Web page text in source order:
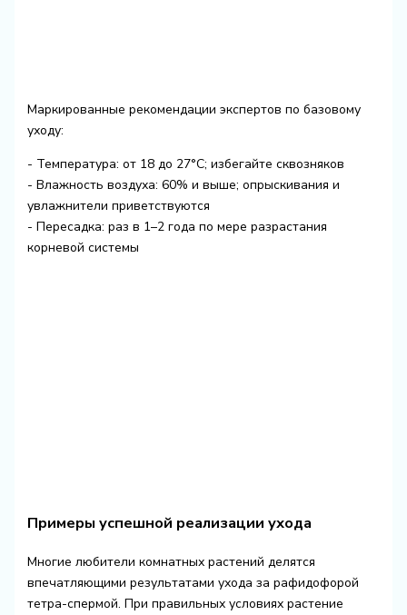
Маркированные рекомендации экспертов по базовому
уходу:
- Температура: от 18 до 27°C; избегайте сквозняков
- Влажность воздуха: 60% и выше; опрыскивания и
увлажнители приветствуются
- Пересадка: раз в 1–2 года по мере разрастания
корневой системы
Примеры успешной реализации ухода
Многие любители комнатных растений делятся
впечатляющими результатами ухода за рафидофорой
тетра-спермой. При правильных условиях растение